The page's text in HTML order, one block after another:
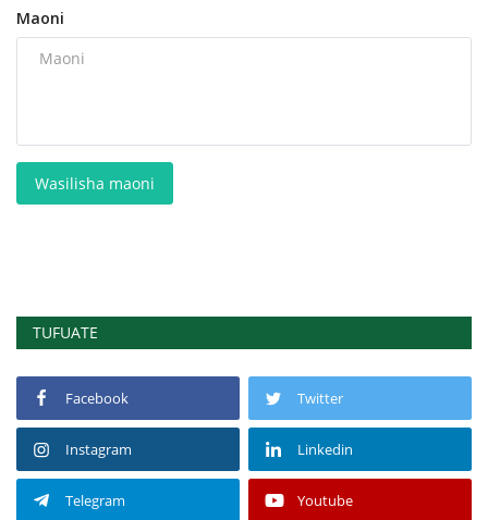
Maoni
Wasilisha maoni
TUFUATE
Facebook Twitter
Instagram Linkedin
Telegram Youtube